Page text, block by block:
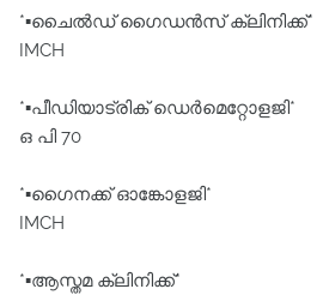
*▪️ചൈൽഡ് ഗൈഡൻസ് ക്ലിനിക്ക്*
IMCH
*▪️പീഡിയാട്രിക് ഡെർമെറ്റോളജി*
ഒ പി 70
*▪️ഗൈനക്ക് ഓങ്കോളജി*
IMCH
*▪️ആസ്തമ ക്ലിനിക്ക്*